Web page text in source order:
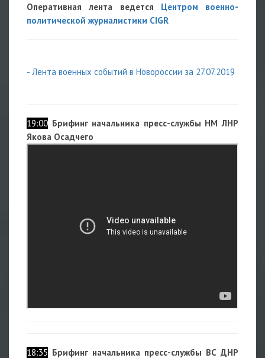
Оперативная лента ведется Центром военно-
политической журналистики CIGR
- Лента военных событий в Новороссии за 27.07.2019
19:00 Брифинг начальника пресс-службы НМ ЛНР
Якова Осадчего
18:35 Брифинг начальника пресс-службы ВС ДНР